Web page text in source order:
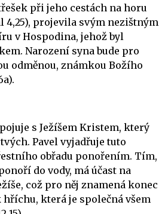
při jeho cestách na horu
4,25), projevila svým nezištným
v Hospodina, jehož byl
Narození syna bude pro
odměnou, známkou Božího
s Ježíšem Kristem, který
Pavel vyjadřuje tuto
obřadu ponořením. Tím,
do vody, má účast na
což pro něj znamená konec
která je společná všem